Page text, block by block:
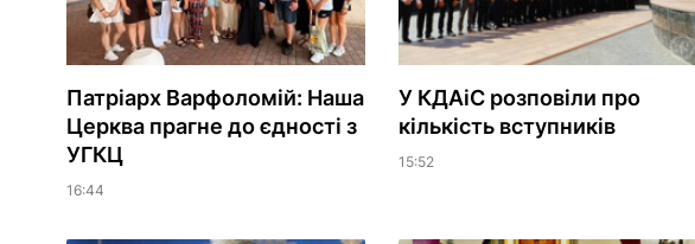
Патріарх Варфоломій: Наша
Церква прагне до єдності з
УГКЦ
16:44
У КДАіС розповіли про
кількість вступників
15:52